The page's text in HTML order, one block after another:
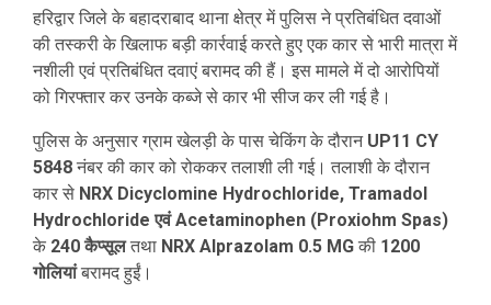
हरिद्वार जिले के बहादराबाद थाना क्षेत्र में पुलिस ने प्रतिबंधित दवाओं
की तस्करी के खिलाफ बड़ी कार्रवाई करते हुए एक कार से भारी मात्रा में
नशीली एवं प्रतिबंधित दवाएं बरामद की हैं। इस मामले में दो आरोपियों
को गिरफ्तार कर उनके कब्जे से कार भी सीज कर ली गई है।
पुलिस के अनुसार ग्राम खेलड़ी के पास चेकिंग के दौरान UP11 CY
5848 नंबर की कार को रोककर तलाशी ली गई। तलाशी के दौरान
कार से NRX Dicyclomine Hydrochloride, Tramadol
Hydrochloride एवं Acetaminophen (Proxiohm Spas)
के 240 कैप्सूलतथा NRX Alprazolam 0.5 MG की 1200
गोलियांबरामद हुईं।